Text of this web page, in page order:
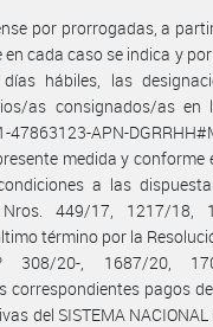
por prorrogadas, a
cada caso se indica y
días hábiles, las
as consignados/as en
47863123-APN-
medida y conforme
a las
Nros. 449/17, 1217/18,
término por la
308/20-, 1687/20,
correspondientes pagos
del SISTEMA NACIONAL